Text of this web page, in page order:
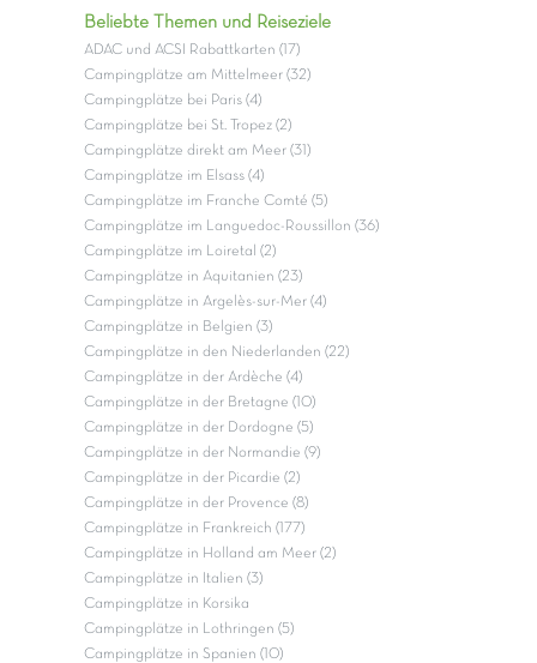
Beliebte Themen und Reiseziele
ADAC und ACSI Rabattkarten (17)
Campingplätze am Mittelmeer (32)
Campingplätze bei Paris (4)
Campingplätze bei St. Tropez (2)
Campingplätze direkt am Meer (31)
Campingplätze im Elsass (4)
Campingplätze im Franche Comté (5)
Campingplätze im Languedoc-Roussillon (36)
Campingplätze im Loiretal (2)
Campingplätze in Aquitanien (23)
Campingplätze in Argelès-sur-Mer (4)
Campingplätze in Belgien (3)
Campingplätze in den Niederlanden (22)
Campingplätze in der Ardèche (4)
Campingplätze in der Bretagne (10)
Campingplätze in der Dordogne (5)
Campingplätze in der Normandie (9)
Campingplätze in der Picardie (2)
Campingplätze in der Provence (8)
Campingplätze in Frankreich (177)
Campingplätze in Holland am Meer (2)
Campingplätze in Italien (3)
Campingplätze in Korsika
Campingplätze in Lothringen (5)
Campingplätze in Spanien (10)